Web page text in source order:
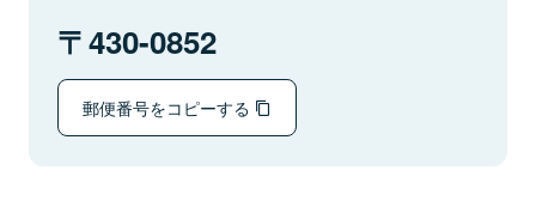
430-0852
郵便番号をコピーする